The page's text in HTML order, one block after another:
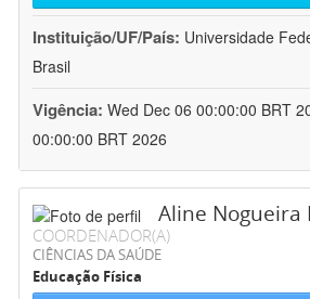
Instituição/UF/País: Universidade
Brasil
Vigência: Wed Dec 06 00:00:00 BRT
00:00:00 BRT 2026
Aline Nogueira
COORDENADOR(A)
CIÊNCIAS DA SAÚDE
Educação Física